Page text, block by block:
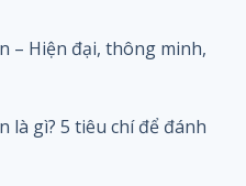
– Hiện đại, thông minh,
là gì? 5 tiêu chí để đánh